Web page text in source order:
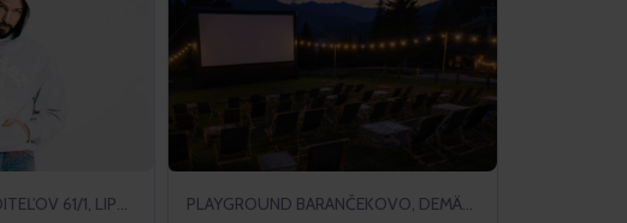
NÁMESTIE OSLOBODITEĽOV 61/1, LIPTOVSKÝ MIKULÁŠ PLAYGROUND BARANČEKOVO, DEMÄNOVSKÁ DOLINA